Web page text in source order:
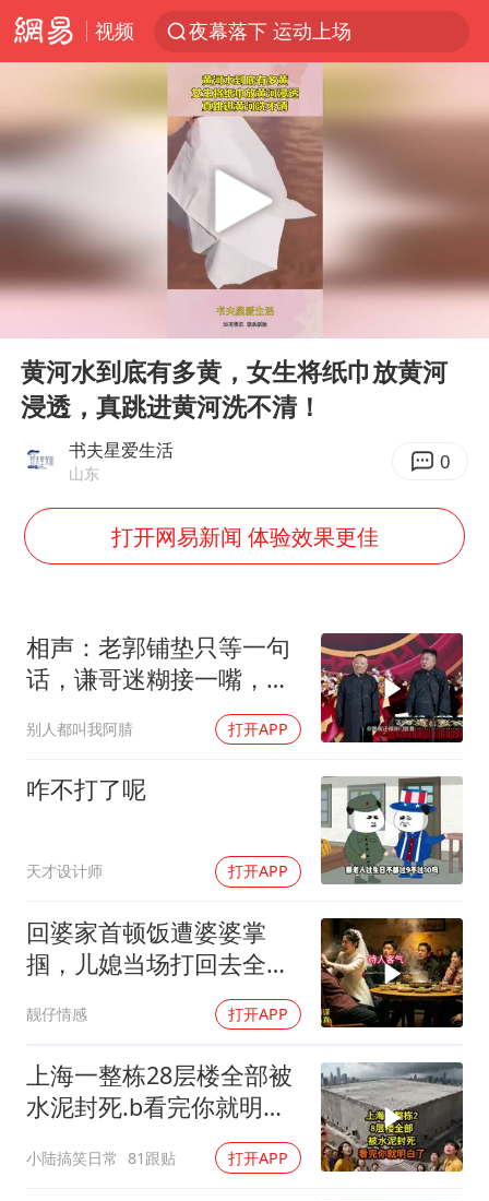
视频
夜幕落下 运动上场
1岁宝宝碰坏纸巾盒 宝妈被索赔924元
Meta被判支付5.67亿美元
47岁妈妈突然产女 26岁女儿：很震惊
日本广岛民众举行游行反对政府行径
实探山东最热的“中国蔬菜之乡”
女子开一天一夜空调后二氧化碳中毒
台风白海豚最新路径研判来了
船舶避风项目停工 多地全力防台风
粉笔发布“自曝式”公开信
现代版摸金校尉落网查获400多枚古币
服务实体经济 财政金融打出组合拳
男子结婚8年发现3个女儿均非亲生
奋进开新局 实干挑大梁
Play
黄河水到底有多黄，女生将纸巾放黄河
浸透，真跳进黄河洗不清！
书夫星爱生活
山东 0
打开网易新闻 体验效果更佳
相声：老郭铺垫只等一句
话，谦哥迷糊接一嘴，包
别人都叫我阿腈 打开APP
咋不打了呢
天才设计师 打开APP
回婆家首顿饭遭婆婆掌
掴，儿媳当场打回去全家
靓仔情感 打开APP
上海一整栋28层楼全部被
水泥封死.b看完你就明白
小陆搞笑日常 81跟贴 打开APP